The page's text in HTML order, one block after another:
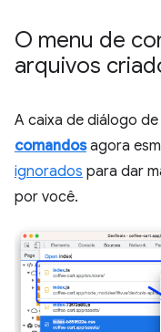
O menu de
arquivos
A caixa de diálogo
comandosagora
ignorados para dar
por você.